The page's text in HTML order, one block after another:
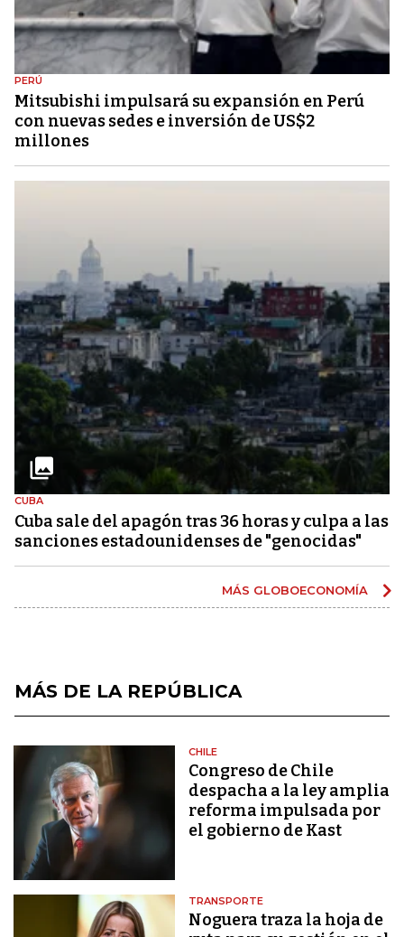
PERÚ
Mitsubishi impulsará su expansión en Perú
con nuevas sedes e inversión de US$2
millones
CUBA
Cuba sale del apagón tras 36 horas y culpa a las
sanciones estadounidenses de "genocidas"
MÁS GLOBOECONOMÍA
MÁS DE LA REPÚBLICA
CHILE
Congreso de Chile
despacha a la ley amplia
reforma impulsada por
el gobierno de Kast
TRANSPORTE
Noguera traza la hoja de